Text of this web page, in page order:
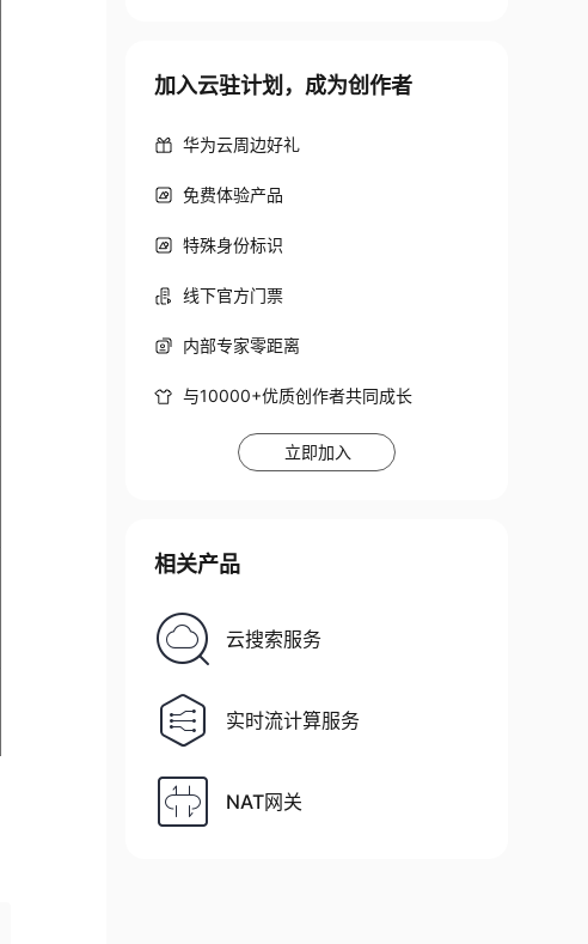
加入云驻计划，成为创作者
华为云周边好礼
免费体验产品
特殊身份标识
线下官方门票
内部专家零距离
与10000+优质创作者共同成长
立即加入
相关产品
云搜索服务
实时流计算服务
NAT网关